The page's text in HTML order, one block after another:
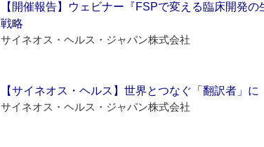
【開催報告】ウェビナー『FSPで変える臨床開発
戦略
サイネオス・ヘルス・ジャパン株式会社
【サイネオス・ヘルス】世界とつなぐ「翻訳者」
サイネオス・ヘルス・ジャパン株式会社